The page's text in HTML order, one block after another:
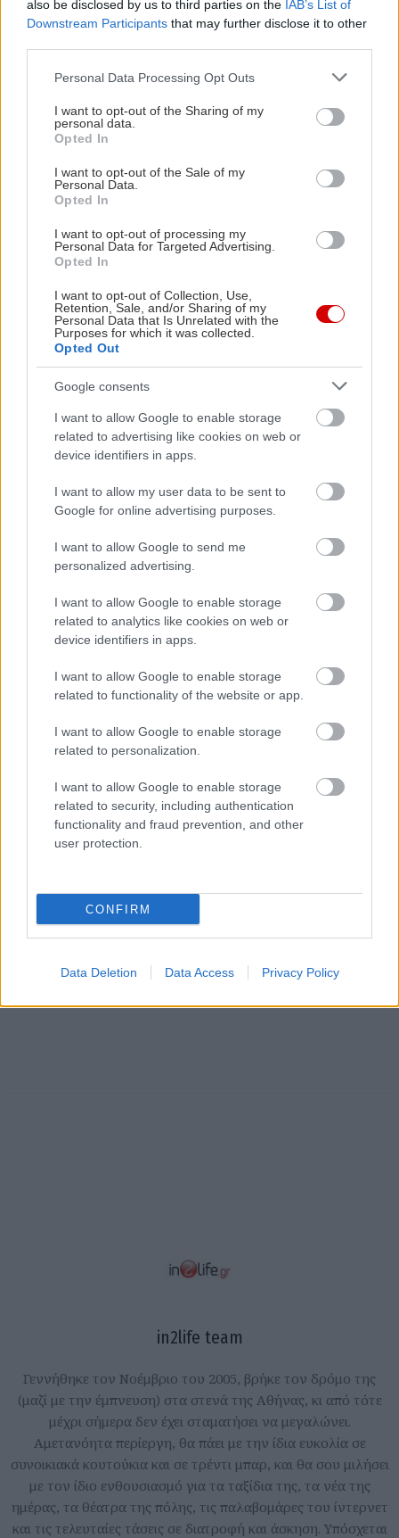
also be disclosed by us to third parties on the IAB’s List of
Downstream Participants that may further disclose it to other
Please note that this website/app uses one or more Google
not limited to your visit or usage behaviour. You may click to
grant or deny consent to Google and its third-party tags to
use your data for below specified purposes in below Google
consent section.
Personal Data Processing Opt Outs
I want to opt-out of the Sharing of my
personal data.
Opted In
I want to opt-out of the Sale of my
Personal Data.
Opted In
I want to opt-out of processing my
Personal Data for Targeted Advertising.
Opted In
I want to opt-out of Collection, Use,
Retention, Sale, and/or Sharing of my
Personal Data that Is Unrelated with the
Purposes for which it was collected.
Opted Out
Google consents
I want to allow Google to enable storage
related to advertising like cookies on web or
device identifiers in apps.
I want to allow my user data to be sent to
Google for online advertising purposes.
I want to allow Google to send me
personalized advertising.
I want to allow Google to enable storage
related to analytics like cookies on web or
device identifiers in apps.
I want to allow Google to enable storage
related to functionality of the website or app.
I want to allow Google to enable storage
related to personalization.
I want to allow Google to enable storage
related to security, including authentication
functionality and fraud prevention, and other
user protection.
CONFIRM
Data Deletion Data Access Privacy Policy
αβεβαιότητα της καταναλωτικής ζήτησης,
χωρίς να παραβλέπεται ο κοινός στόχος της
απανθρακοποίησης
Επιπλέον, ανέδειξε τα ανανεώσιμα καύσιμα ως
βασικό συντελεστή απανθρακοποίησης, ικανό να
μειώσει σημαντικά τις εκπομπές
, να συμβάλει
στην ευρωπαϊκή τεχνογνωσία και να εξασφαλίσει
προκλήσεων που δημιουργούνται από τον
εφοδιασμό ορυκτών καυσίμων.
Ζήτησε επίσης την αυστηρή εφαρμογή του
Κανονισμού για τις Υποδομές Εναλλακτικών
Καυσίμων(AFIR) προκειμένου να υλοποιηθούν
οι δεσμεύσεις για υποδομές ανεφοδιασμού με
υδρογόνο, ιδίως για τις μεταφορές βαρέων
οχημάτων.
in2life team
Γεννήθηκε τον Νοέμβριο του 2005, βρήκε τον δρόμο της
(μαζί με την έμπνευση) στα στενά της Αθήνας, κι από τότε
μέχρι σήμερα δεν έχει σταματήσει να μεγαλώνει.
Αμετανόητα περίεργη, θα πάει με την ίδια ευκολία σε
συνοικιακά κουτούκια και σε τρέντι μπαρ, και θα σου μιλήσει
με τον ίδιο ενθουσιασμό για τα ταξίδια της, τα νέα της
ημέρας, τα θέατρα της πόλης, τις παλαβομάρες του ίντερνετ
και τις τελευταίες τάσεις σε διατροφή και άσκηση. Υπόσχεται